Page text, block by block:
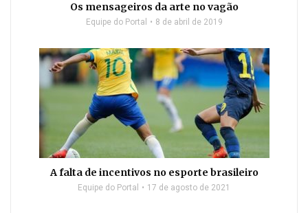
Os mensageiros da arte no vagão
Equipe do Portal 8 de abril de 2019
A falta de incentivos no esporte brasileiro
Equipe do Portal 17 de agosto de 2021